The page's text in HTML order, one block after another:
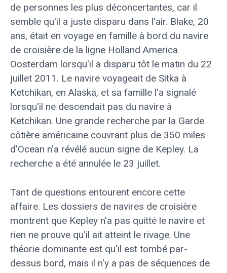
de personnes les plus déconcertantes, car il
semble qu'il a juste disparu dans l'air. Blake, 20
ans, était en voyage en famille à bord du navire
de croisière de la ligne Holland America
Oosterdam lorsqu'il a disparu tôt le matin du 22
juillet 2011. Le navire voyageait de Sitka à
Ketchikan, en Alaska, et sa famille l'a signalé
lorsqu'il ne descendait pas du navire à
Ketchikan. Une grande recherche par la Garde
côtière américaine couvrant plus de 350 miles
d'Ocean n'a révélé aucun signe de Kepley. La
recherche a été annulée le 23 juillet.
Tant de questions entourent encore cette
affaire. Les dossiers de navires de croisière
montrent que Kepley n'a pas quitté le navire et
rien ne prouve qu'il ait atteint le rivage. Une
théorie dominante est qu'il est tombé par-
dessus bord, mais il n'y a pas de séquences de